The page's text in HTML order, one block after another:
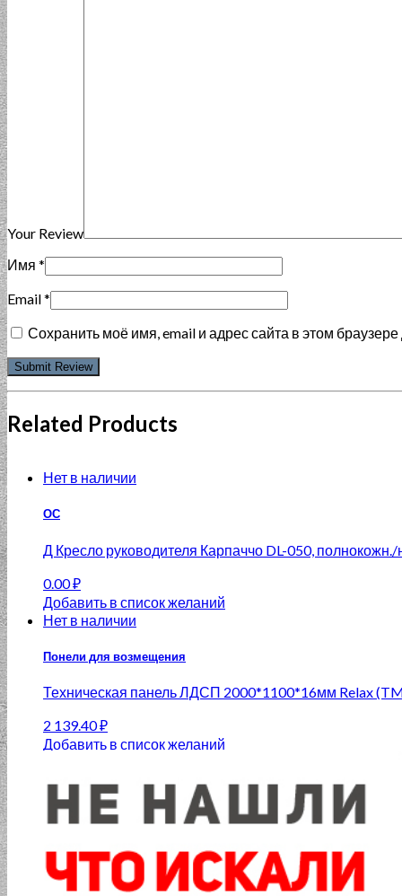
Your Review
Имя *
Email*
Сохранить моё имя, email и адрес сайта в этом
Related Products
Нет в наличии
ОС
Д Кресло руководителя Карпаччо DL-050,
0.00₽
Добавить в список желаний
Нет в наличии
Понели для возмещения
Техническая панель ЛДСП 2000*1100*16мм Relax
2 139.40₽
Добавить в список желаний
ОС
PRV PV2090 Стол письменный/TA20G(200*90h78)
0.00
₽
Добавить в список желаний